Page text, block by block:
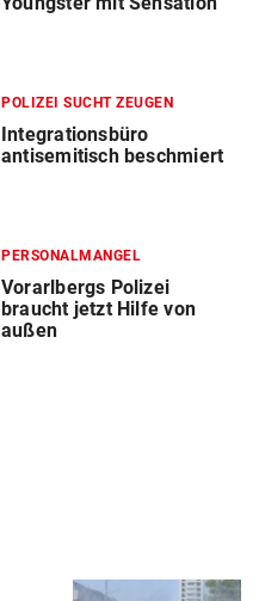
POLIZEI SUCHT ZEUGEN
Integrationsbüro
antisemitisch beschmiert
PERSONALMANGEL
Vorarlbergs Polizei
braucht jetzt Hilfe von
außen